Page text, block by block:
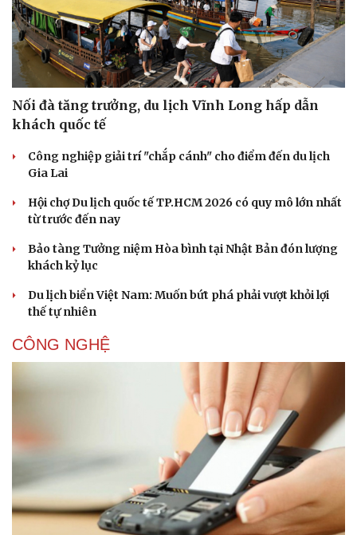
Câu chuyện thời sự
Đọc truyện đêm khuya
Cửa sổ tình yêu
Kể chuyện cho bé
Hạt giống tâm hồn
lập kỳ tích sau 14 năm
Cần một hệ sinh thái trách nhiệm để ngăn âm nhạc lệch
chuẩn
Khi bảo tàng đưa hiện vật bước ra khỏi tủ kính trò
chuyện cùng công chúng
Ấn tượng khai mạc Festival võ thuật quốc tế Hà Nội năm
Khai mạc Liên hoan Lân Sư Rồng quốc tế và Lễ hội
DU LỊCH
Nối đà tăng trưởng, du lịch Vĩnh Long hấp dẫn
khách quốc tế
Công nghiệp giải trí "chắp cánh" cho điểm đến du lịch
Gia Lai